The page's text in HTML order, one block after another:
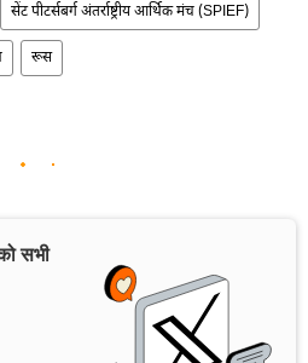
सेंट पीटर्सबर्ग अंतर्राष्ट्रीय आर्थिक मंच (SPIEF)
रूस
सभी